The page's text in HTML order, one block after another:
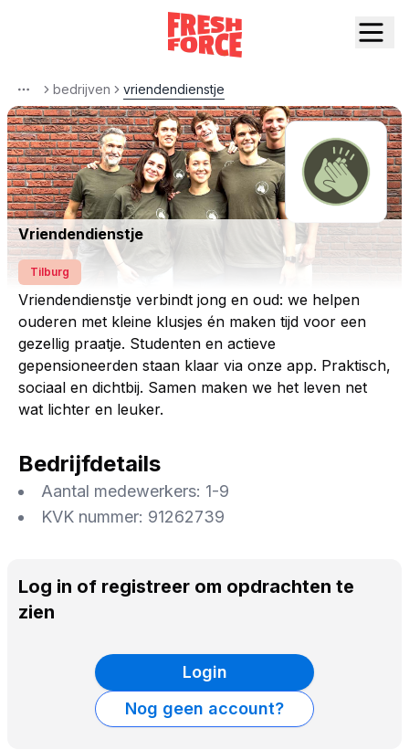
Morebedrijven vriendendienstje
Vriendendienstje
Tilburg
Vriendendienstje verbindt jong en oud: we helpen
ouderen met kleine klusjes én maken tijd voor een
gezellig praatje. Studenten en actieve
gepensioneerden staan klaar via onze app. Praktisch,
sociaal en dichtbij. Samen maken we het leven net
wat lichter en leuker.
Bedrijfdetails
Aantal medewerkers: 1-9
KVK nummer: 91262739
Log in of registreer om opdrachten te
zien
Login
Nog geen account?